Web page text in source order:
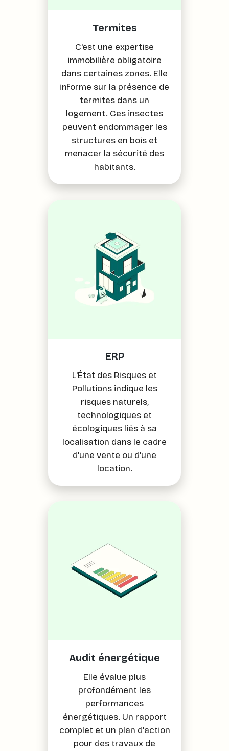
Termites
C'est une expertise
immobilière obligatoire
dans certaines zones. Elle
informe sur la présence de
termites dans un
logement. Ces insectes
peuvent endommager les
structures en bois et
menacer la sécurité des
habitants.
ERP
L'État des Risques et
Pollutions indique les
risques naturels,
technologiques et
écologiques liés à sa
localisation dans le cadre
d'une vente ou d'une
location.
Audit énergétique
Elle évalue plus
profondément les
performances
énergétiques. Un rapport
complet et un plan d'action
pour des travaux de